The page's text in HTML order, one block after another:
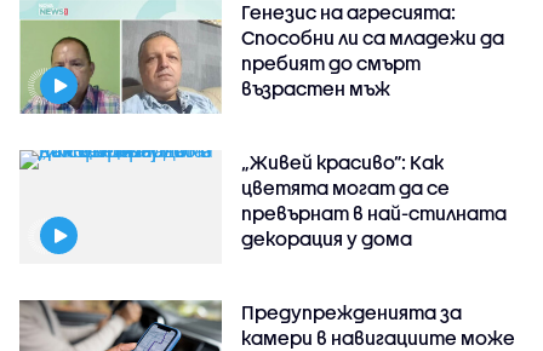
Генезис на агресията:
Способни ли са младежи да
пребият до смърт
възрастен мъж
„Живей красиво”: Как
цветята могат да се
превърнат в най-стилната
декорация у дома
Предупрежденията за
камери в навигациите може